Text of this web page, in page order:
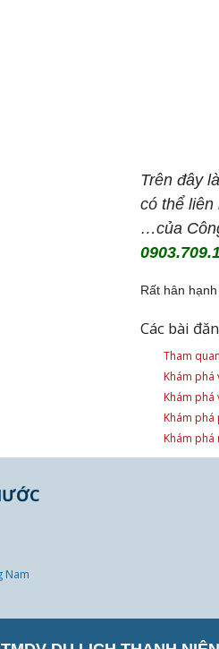
Trên đây
có thể liên
…của
Rất hân
Các bài
Tham
Khám phá
Khám phá
Khám phá
Khám phá
Nam